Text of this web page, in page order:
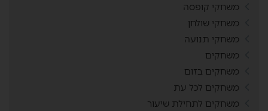
משחקי קופסה
משחקי שולחן
משחקי תנועה
משחקים
משחקים בזום
משחקים לכל עת
משחקים לתחילת שיעור